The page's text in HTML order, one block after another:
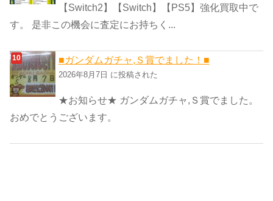
【Switch2】【Switch】【PS5】強化買取中で
す。 是非この機会に査定にお持ちく...
■ガンダムガチャ,Ｓ賞でました！■
2026年8月7日 に投稿された
★お知らせ★ ガンダムガチャ,Ｓ賞でました。
おめでとうございます。